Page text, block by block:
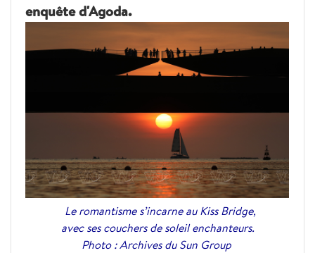
enquête d'Agoda.
Le romantisme s’incarne au Kiss Bridge,
avec ses couchers de soleil enchanteurs.
Photo : Archives du Sun Group